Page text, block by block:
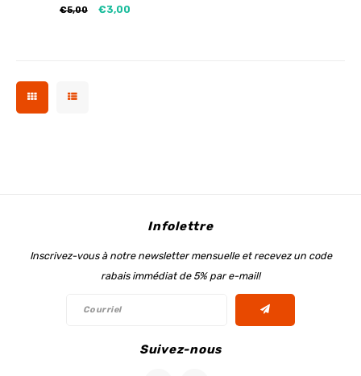
€5,00 €3,00
Infolettre
Inscrivez-vous à notre newsletter mensuelle et recevez un code
rabais immédiat de 5% par e-mail!
Suivez-nous